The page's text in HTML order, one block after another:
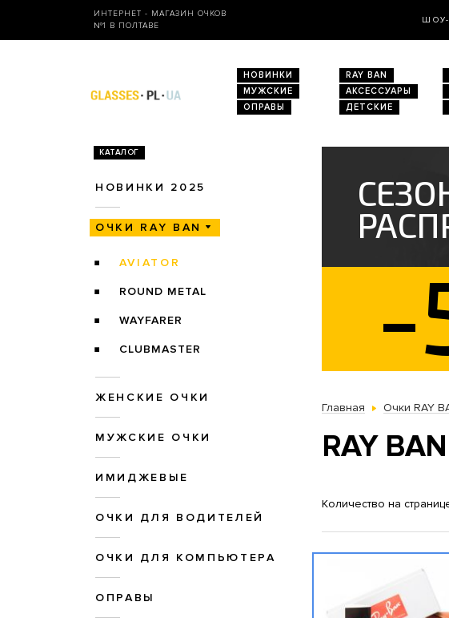
ИНТЕРНЕТ - МАГАЗИН ОЧКОВ
№1 В ПОЛТАВЕ
НОВИНКИ RAY BAN
МУЖСКИЕ
АКСЕССУАРЫ
ОПРАВЫ
ДЕТСКИЕ
КАТАЛОГ
НОВИНКИ 2025
ОЧКИ RAY BAN
AVIATOR
ROUND METAL
WAYFARER
CLUBMASTER
ЖЕНСКИЕ ОЧКИ
МУЖСКИЕ ОЧКИ
ИМИДЖЕВЫЕ
ОЧКИ ДЛЯ ВОДИТЕЛЕЙ
ОЧКИ ДЛЯ КОМПЬЮТЕРА
ОПРАВЫ
-
Главная Очки RAY
RAY
Количество на